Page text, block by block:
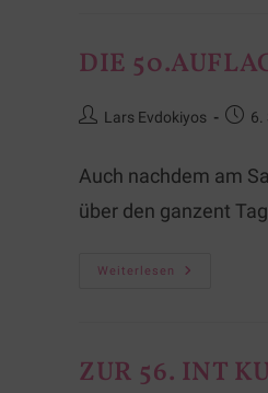
DIE
Lars Evdokiyos 6.
Auch nachdem am
über den ganzent
Weiterlesen
ZUR 56. INT